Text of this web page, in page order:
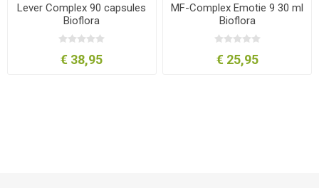
Lever Complex 90 capsules
Bioflora
€ 38,95
MF-Complex Emotie 9 30 ml
Bioflora
€ 25,95